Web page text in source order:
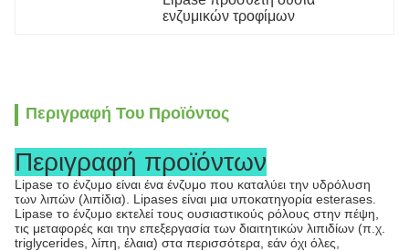
ενζυμικών τροφίμων
Περιγραφή Του Προϊόντος
Περιγραφή προϊόντων
Lipase το ένζυμο είναι ένα ένζυμο που καταλύει την υδρόλυση
των λιπών (λιπίδια). Lipases είναι μια υποκατηγορία esterases.
Lipase το ένζυμο εκτελεί τους ουσιαστικούς ρόλους στην πέψη,
τις μεταφορές και την επεξεργασία των διαιτητικών λιπιδίων (π.χ.
triglycerides, λίπη, έλαια) στα περισσότερα, εάν όχι όλες,